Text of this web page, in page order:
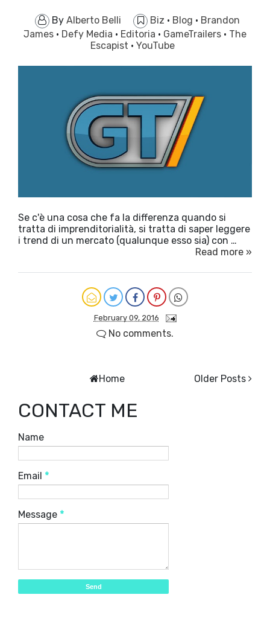
By Alberto Belli Biz · Blog · Brandon
James · Defy Media · Editoria · GameTrailers · The
Escapist · YouTube
Se c'è una cosa che fa la differenza quando si
tratta di imprenditorialità, si tratta di saper leggere
i trend di un mercato (qualunque esso sia) con …
Read more »
February 09, 2016
No comments.
Older Posts
Home
CONTACT ME
Name
Email *
Message *